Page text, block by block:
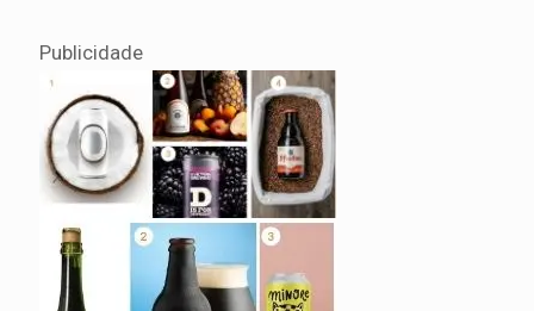
Publicidade